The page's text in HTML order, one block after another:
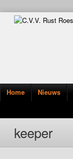
Home Nieuws
keeper